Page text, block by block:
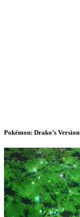
Pokémon: Drako’s Version